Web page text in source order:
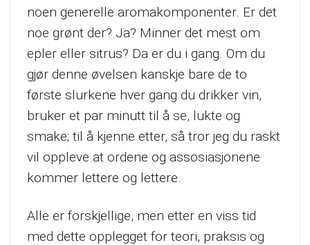
noen generelle aromakomponenter. Er det
noe grønt der? Ja? Minner det mest om
epler eller sitrus? Da er du i gang. Om du
gjør denne øvelsen kanskje bare de to
første slurkene hver gang du drikker vin,
bruker et par minutt til å se, lukte og
smake; til å kjenne etter, så tror jeg du raskt
vil oppleve at ordene og assosiasjonene
kommer lettere og lettere.
Alle er forskjellige, men etter en viss tid
med dette opplegget for teori, praksis og